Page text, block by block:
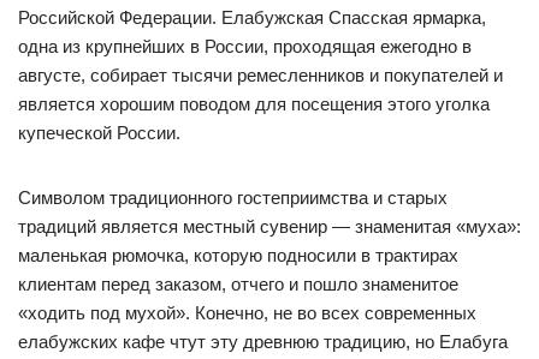
Российской Федерации. Елабужская Спасская ярмарка,
одна из крупнейших в России, проходящая ежегодно в
августе, собирает тысячи ремесленников и покупателей и
является хорошим поводом для посещения этого уголка
купеческой России.
Символом традиционного гостеприимства и старых
традиций является местный сувенир — знаменитая «муха»:
маленькая рюмочка, которую подносили в трактирах
клиентам перед заказом, отчего и пошло знаменитое
«ходить под мухой». Конечно, не во всех современных
елабужских кафе чтут эту древнюю традицию, но Елабуга